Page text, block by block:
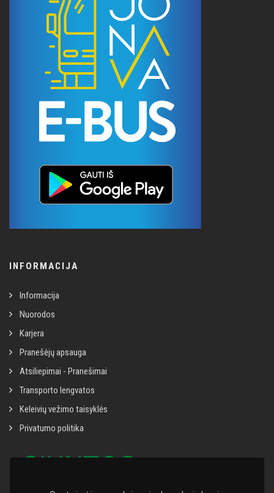
INFORMACIJA
Informacija
Nuorodos
Karjera
Pranešėjų apsauga
Atsiliepimai - Pranešimai
Transporto lengvatos
Keleivių vežimo taisyklės
Privatumo politika